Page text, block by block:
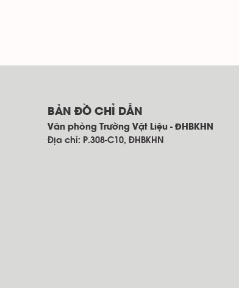
BẢN ĐỒ CHỈ DẪN
Văn phòng Trường Vật Liệu - ĐHBKHN
Địa chỉ: P.308-C10, ĐHBKHN